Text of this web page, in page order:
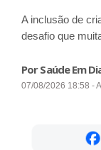
A inclusão de
desafio que
Por Saúde Em
07/08/2026 18:58 -